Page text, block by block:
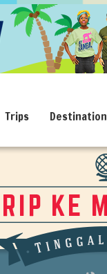
Trips Destination